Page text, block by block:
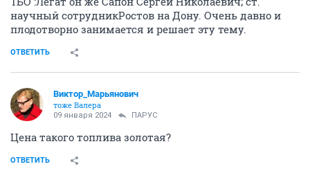
научный сотрудникРостов на Дону. Очень давно и
плодотворно занимается и решает эту тему.
ОТВЕТИТЬ
Виктор_Марьянович
тоже Валера
09 января 2024 ПАРУС
Цена такого топлива золотая?
ОТВЕТИТЬ